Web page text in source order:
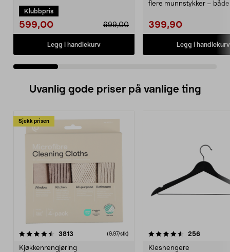
Klubbpris
599,00 699,00
Legg i handlekurv
flere munnstykker –
399,90
Legg i handlekurv
Uvanlig gode priser på vanlige ting
Sjekk prisen
3813 anmeldelser(9,97/stk)
Kjøkkenrengjøring
4.5av 5 stjerner 256
Kleshengere
4.5av 5 stjerner